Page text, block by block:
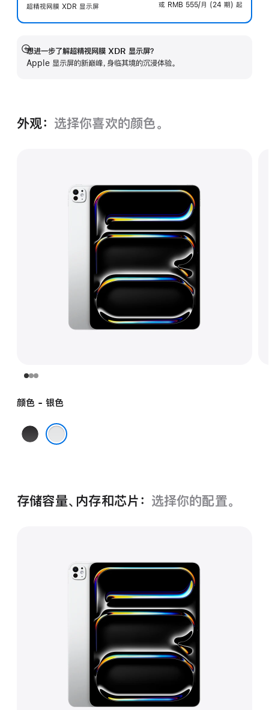
超精视网膜 XDR 显示屏
或 RMB 555/月 (24 期) 起
想进一步了解超精视网膜 XDR 显示屏？
Apple 显示屏的新巅峰，身临其境的沉浸体验。
展
开
外观： 选择你喜欢的颜色。
颜色 - 银色
深
存储容量、内存和芯片： 选择你的配置。